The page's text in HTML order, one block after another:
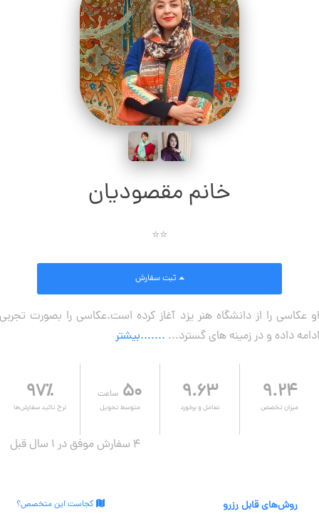
خانم مقصودیان
⭐⭐
او عکاسی را از دانشگاه هنر یزد آغاز کرده است.عکاسی را بصورت تجربی
ادامه داده و در زمینه های گسترد... .......بیشتر
۹.۲۴
میزان تخصص
۹.۶۳
تعامل و برخورد
۵۰ ساعت
متوسط تحویل
۹۷٪
نرخ تائید سفارش‌ها
4 سفارش موفق در ۱ سال قبل
روش‌های قابل رزرو کجاست این متخصص؟